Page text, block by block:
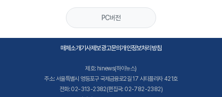
PC버전
매체소개기사제보광고문의개인정보처리방침
제호: hinews(하이뉴스)
주소: 서울특별시 영등포구 국제금융로2길 17 시티플라자 421호
전화: 02-313-2382(편집국: 02-782-2382)